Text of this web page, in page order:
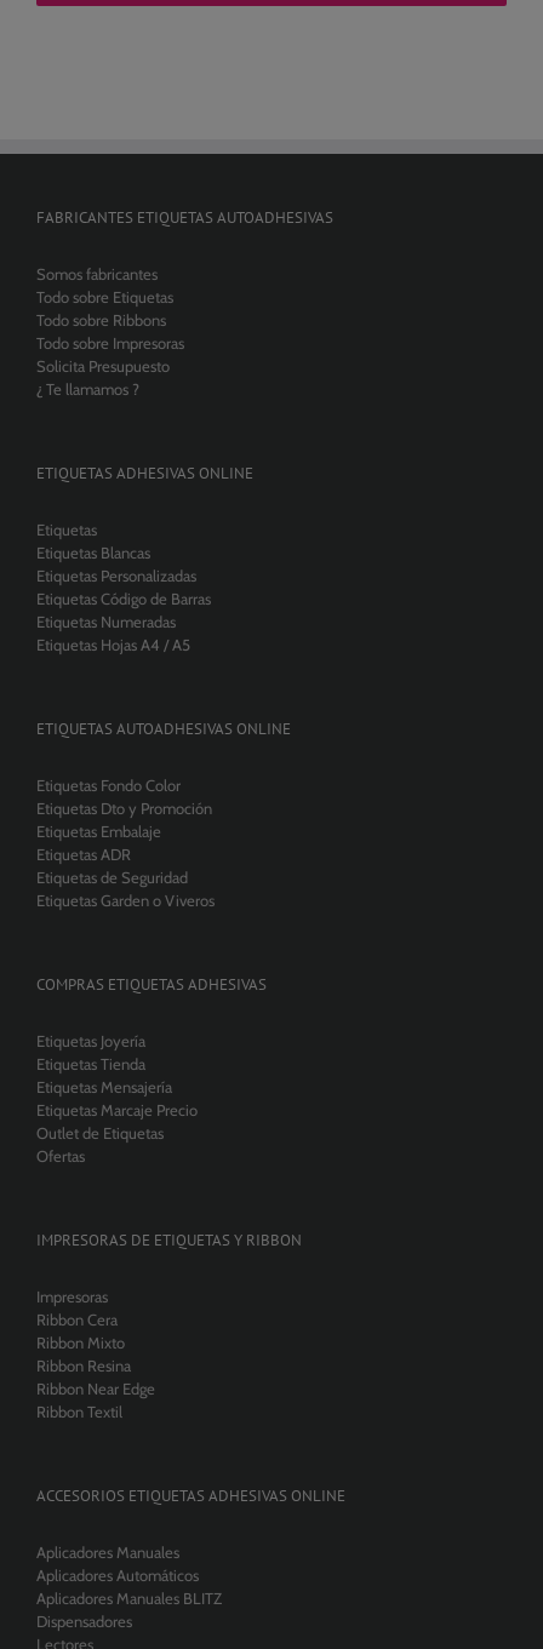
FABRICANTES ETIQUETAS AUTOADHESIVAS
Somos fabricantes
Todo sobre Etiquetas
Todo sobre Ribbons
Todo sobre Impresoras
Solicita Presupuesto
¿ Te llamamos ?
ETIQUETAS ADHESIVAS ONLINE
Etiquetas
Etiquetas Blancas
Etiquetas Personalizadas
Etiquetas Código de Barras
Etiquetas Numeradas
Etiquetas Hojas A4 / A5
ETIQUETAS AUTOADHESIVAS ONLINE
Etiquetas Fondo Color
Etiquetas Dto y Promoción
Etiquetas Embalaje
Etiquetas ADR
Etiquetas de Seguridad
Etiquetas Garden o Viveros
COMPRAS ETIQUETAS ADHESIVAS
Etiquetas Joyería
Etiquetas Tienda
Etiquetas Mensajería
Etiquetas Marcaje Precio
Outlet de Etiquetas
Ofertas
IMPRESORAS DE ETIQUETAS Y RIBBON
Impresoras
Ribbon Cera
Ribbon Mixto
Ribbon Resina
Ribbon Near Edge
Ribbon Textil
ACCESORIOS ETIQUETAS ADHESIVAS ONLINE
Aplicadores Manuales
Aplicadores Automáticos
Aplicadores Manuales BLITZ
Dispensadores
Lectores